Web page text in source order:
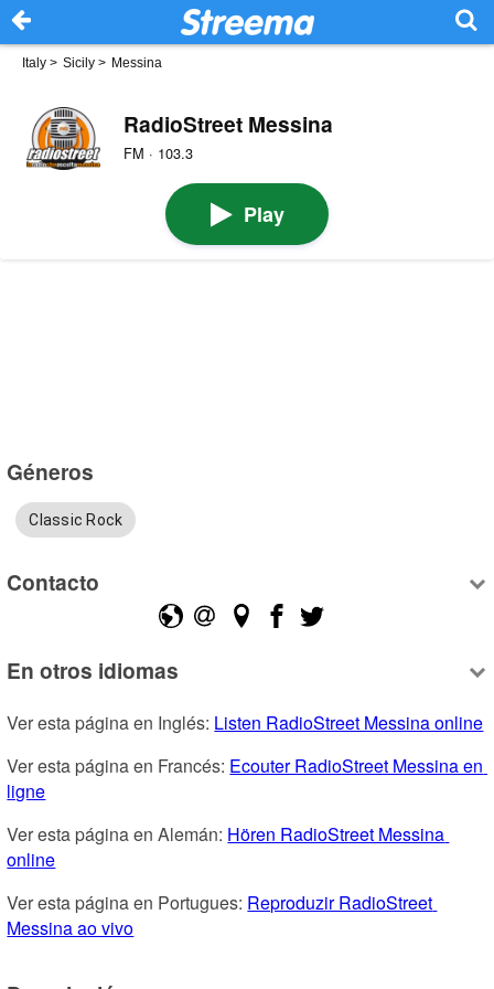
Italy > Sicily > Messina
RadioStreet Messina
FM · 103.3
Play
Géneros
Classic Rock
Contacto
En otros idiomas
Ver esta página en Inglés: Listen RadioStreet Messina online
Ver esta página en Francés: Ecouter RadioStreet Messina en
ligne
Ver esta página en Alemán: Hören RadioStreet Messina
online
Ver esta página en Portugues: Reproduzir RadioStreet
Messina ao vivo